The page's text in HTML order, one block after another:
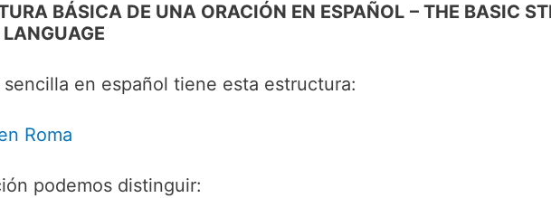
BÁSICA DE UNA ORACIÓN EN ESPAÑOL – THE BASIC
en español tiene esta estructura:
Roma
podemos distinguir: